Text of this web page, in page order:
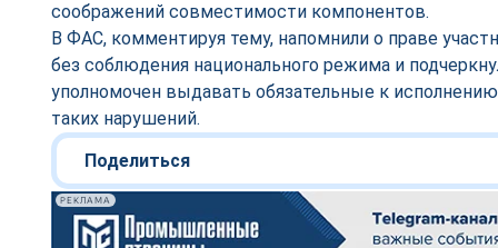
соображений совместимости компонентов.
В ФАС, комментируя тему, напомнили о праве
без соблюдения национального режима и
уполномочен выдавать обязательные к
таких нарушений.
Поделиться
РЕКЛАМА